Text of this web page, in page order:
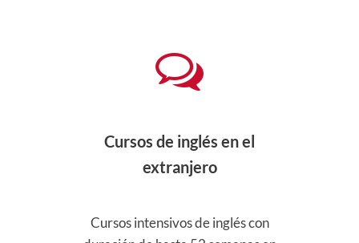
Cursos de inglés en el
extranjero
Cursos intensivos de inglés con